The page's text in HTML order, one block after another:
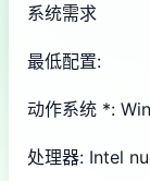
系统需求
最低配置:
动作系统 *:
处理器: Intel